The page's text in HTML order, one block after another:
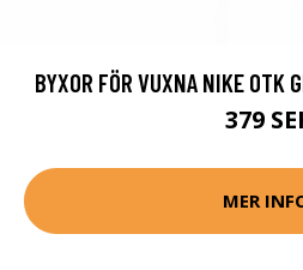
BYXOR FÖR VUXNA NIKE OTK
379
MER